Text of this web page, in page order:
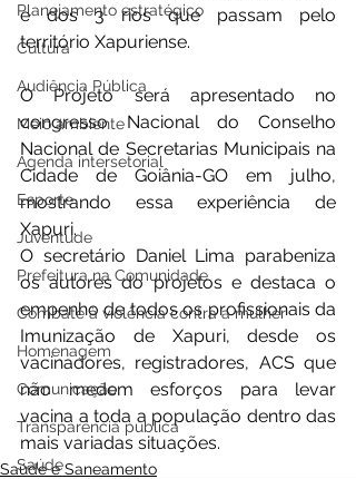
Planejamento estratégico
Cultura
Audiência Pública
Meio ambiente
Agenda intersetorial
Esporte
Juventude
Prefeitura na Comunidade
Combate à violência contra a mulher
Homenagem
Comunicação
Transparência pública
Saúde
e dos 3 rios que passam pelo
território Xapuriense.
O Projeto será apresentado no
congresso Nacional do Conselho
Nacional de Secretarias Municipais na
Cidade de Goiânia-GO em julho,
mostrando essa experiência de
Xapuri.
O secretário Daniel Lima parabeniza
os autores do projetos e destaca o
empenho de todos os profissionais da
Imunização de Xapuri, desde os
vacinadores, registradores, ACS que
não medem esforços para levar
vacina a toda a população dentro das
mais variadas situações.
Saúde e Saneamento